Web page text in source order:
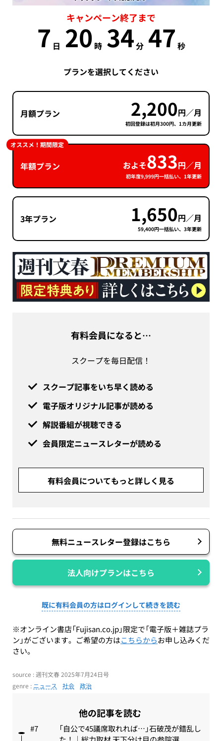
キャンペーン終了まで
7 日 20 時 34分 47 秒
プランを選択してください
月額プラン 2,200円／月
初回登録は初月300円、1カ月更新
年額プラン およそ833円／月
初年度9,999円一括払い、1年更新
オススメ！期間限定
3年プラン 1,650円／月
59,400円一括払い、3年更新
有料会員になると…
スクープを毎日配信！
スクープ記事をいち早く読める
電子版オリジナル記事が読める
解説番組が視聴できる
会員限定ニュースレターが読める
有料会員についてもっと詳しく見る
無料ニュースレター登録はこちら
法人向けプランはこちら
既に有料会員の方はログインして続きを読む
※オンライン書店「Fujisan.co.jp」限定で「電子版＋雑誌プラ
ン」がございます。ご希望の方はこちらからお申し込みくだ
さい。
source : 週刊文春 2025年7月24日号
genre : ニュース 社会 政治
他の記事を読む
「自公で45議席取れれば…」石破茂が錯乱し